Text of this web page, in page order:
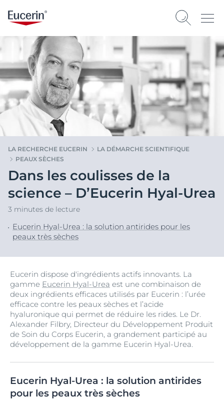
LA RECHERCHE EUCERIN
LA DÉMARCHE SCIENTIFIQUE
PEAUX SÈCHES
Dans les coulisses de la
science – D’Eucerin Hyal-Urea
3 minutes de lecture
Eucerin Hyal-Urea : la solution antirides pour les
peaux très sèches
Eucerin dispose d'ingrédients actifs innovants. La
gamme Eucerin Hyal-Urea est une combinaison de
deux ingrédients efficaces utilisés par Eucerin : l’urée
efficace contre les peaux sèches et l’acide
hyaluronique qui permet de réduire les rides. Le Dr.
Alexander Filbry, Directeur du Développement Produit
de Soin du Corps Eucerin, a grandement participé au
développement de la gamme Eucerin Hyal-Urea.
Eucerin Hyal-Urea : la solution antirides
pour les peaux très sèches